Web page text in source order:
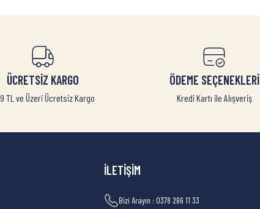
ÜCRETSİZ KARGO
TL ve Üzeri Ücretsiz Kargo
ÖDEME SEÇENEKLERİ
Kredi Kartı ile Alışveriş
İLETİŞİM
Bizi Arayın : 0378 266 11 33